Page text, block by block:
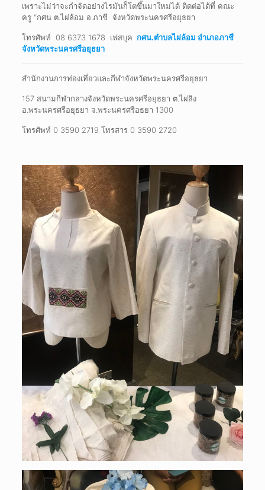
เพราะไม่ว่าจะกำจัดอย่างไรมันก็โตขึ้นมาใหม่ได้ ติดต่อได้ที่ คณะ
ครู “กศน ต.ไผ่ล้อม อ.ภาชี จังหวัดพระนครศรีอยุธยา
โทรศัพท์ 08 6373 1678 เฟสบุค กศน.ตำบลไผ่ล้อม อำเภอภาชี
จังหวัดพระนครศรีอยุธยา
สำนักงานการท่องเที่ยวและกีฬาจังหวัดพระนครศรีอยุธยา
157 สนามกีฬากลางจังหวัดพระนครศรีอยุธยา ต.ไผ่ลิง
อ.พระนครศรีอยุธยา จ.พระนครศรีอธยา 1300
โทรศัพท์ 0 3590 2719 โทรสาร 0 3590 2720